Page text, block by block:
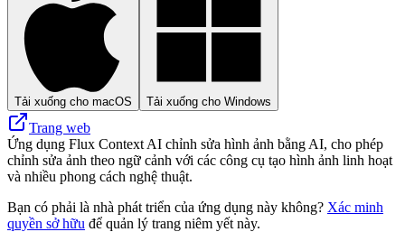
Tải xuống cho macOS Tải xuống cho Windows
Trang web
Ứng dụng Flux Context AI chỉnh sửa hình ảnh bằng AI, cho phép
chỉnh sửa ảnh theo ngữ cảnh với các công cụ tạo hình ảnh linh hoạt
và nhiều phong cách nghệ thuật.
Bạn có phải là nhà phát triển của ứng dụng này không? Xác minh
quyền sở hữu để quản lý trang niêm yết này.